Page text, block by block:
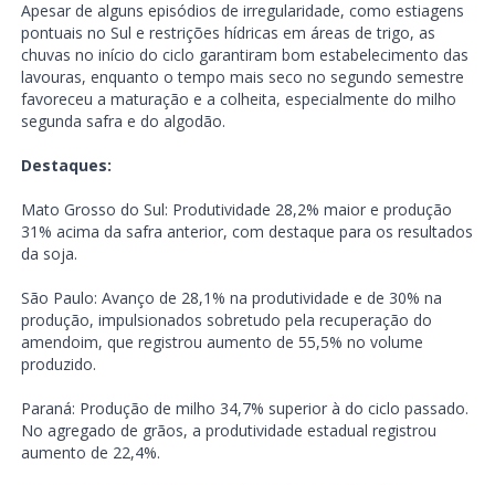
Apesar de alguns episódios de irregularidade, como estiagens
pontuais no Sul e restrições hídricas em áreas de trigo, as
chuvas no início do ciclo garantiram bom estabelecimento das
lavouras, enquanto o tempo mais seco no segundo semestre
favoreceu a maturação e a colheita, especialmente do milho
segunda safra e do algodão.
Destaques:
Mato Grosso do Sul: Produtividade 28,2% maior e produção
31% acima da safra anterior, com destaque para os resultados
da soja.
São Paulo: Avanço de 28,1% na produtividade e de 30% na
produção, impulsionados sobretudo pela recuperação do
amendoim, que registrou aumento de 55,5% no volume
produzido.
Paraná: Produção de milho 34,7% superior à do ciclo passado.
No agregado de grãos, a produtividade estadual registrou
aumento de 22,4%.